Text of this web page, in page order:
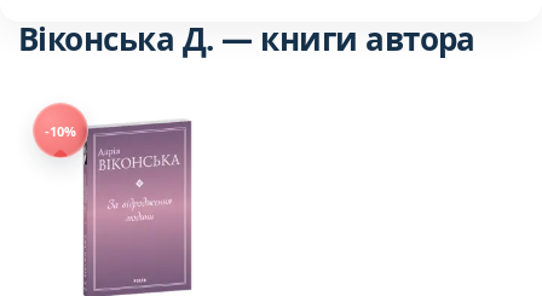
Віконська Д. — книги автора
-10%